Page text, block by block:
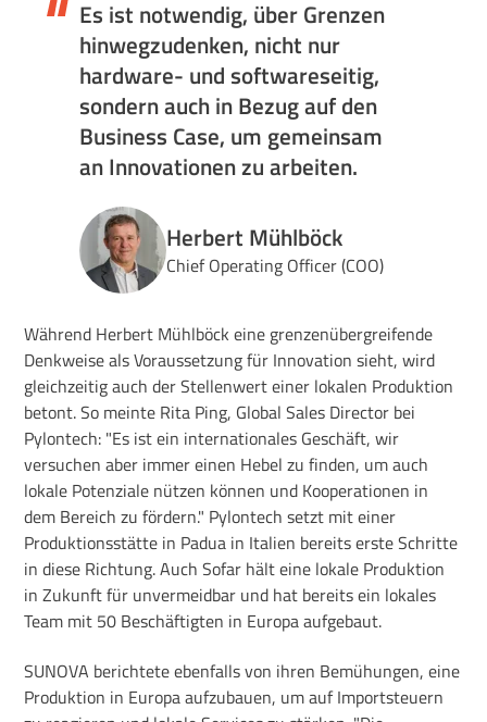
Es ist notwendig, über Grenzen
hinwegzudenken, nicht nur
hardware- und softwareseitig,
sondern auch in Bezug auf den
Business Case, um gemeinsam
an Innovationen zu arbeiten.
Herbert Mühlböck
Chief Operating Officer (COO)
Während Herbert Mühlböck eine grenzenübergreifende
Denkweise als Voraussetzung für Innovation sieht, wird
gleichzeitig auch der Stellenwert einer lokalen Produktion
betont. So meinte Rita Ping, Global Sales Director bei
Pylontech: "Es ist ein internationales Geschäft, wir
versuchen aber immer einen Hebel zu finden, um auch
lokale Potenziale nützen können und Kooperationen in
dem Bereich zu fördern." Pylontech setzt mit einer
Produktionsstätte in Padua in Italien bereits erste Schritte
in diese Richtung. Auch Sofar hält eine lokale Produktion
in Zukunft für unvermeidbar und hat bereits ein lokales
Team mit 50 Beschäftigten in Europa aufgebaut.
SUNOVA berichtete ebenfalls von ihren Bemühungen, eine
Produktion in Europa aufzubauen, um auf Importsteuern